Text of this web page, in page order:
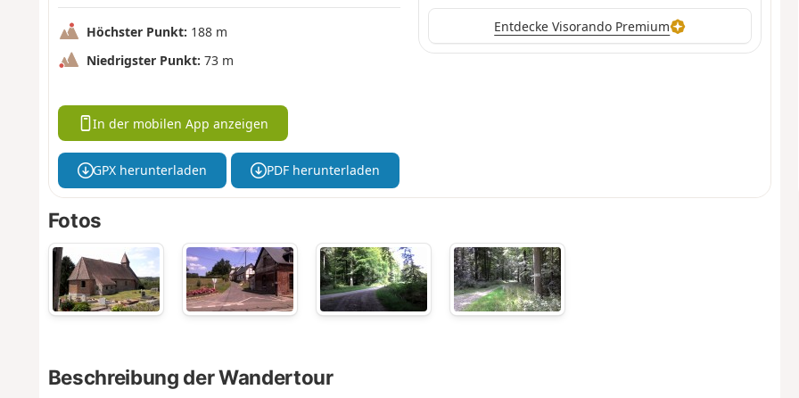
Höchster Punkt: 188 m
Niedrigster Punkt: 73 m
Entdecke Visorando Premium
In der mobilen App anzeigen
GPX herunterladen PDF herunterladen
Fotos
Beschreibung der Wandertour